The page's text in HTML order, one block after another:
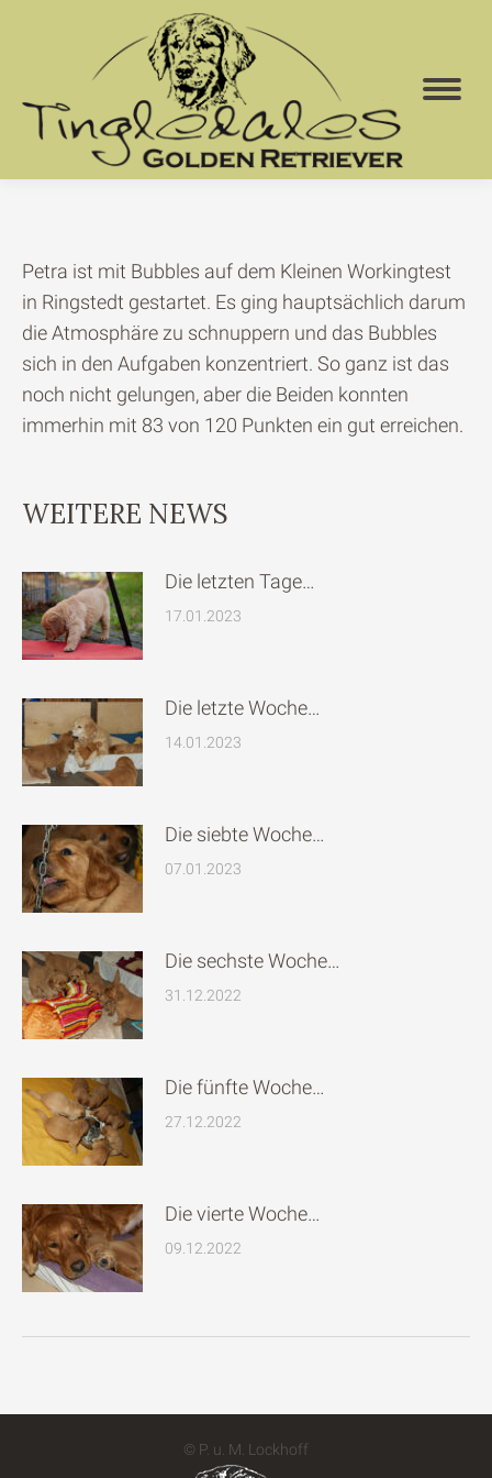
Petra ist mit Bubbles auf dem Kleinen Workingtest
in Ringstedt gestartet. Es ging hauptsächlich darum
die Atmosphäre zu schnuppern und das Bubbles
sich in den Aufgaben konzentriert. So ganz ist das
noch nicht gelungen, aber die Beiden konnten
immerhin mit 83 von 120 Punkten ein gut erreichen.
WEITERE NEWS
Die letzten Tage…
17.01.2023
Die letzte Woche…
14.01.2023
Die siebte Woche…
07.01.2023
Die sechste Woche…
31.12.2022
Die fünfte Woche…
27.12.2022
Die vierte Woche…
09.12.2022
© P. u. M. Lockhoff